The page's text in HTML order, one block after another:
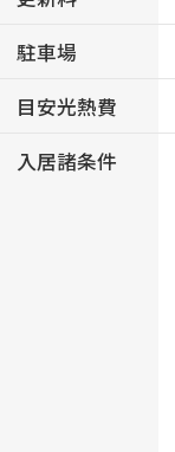
駐車場
目安光熱費
入居諸条件